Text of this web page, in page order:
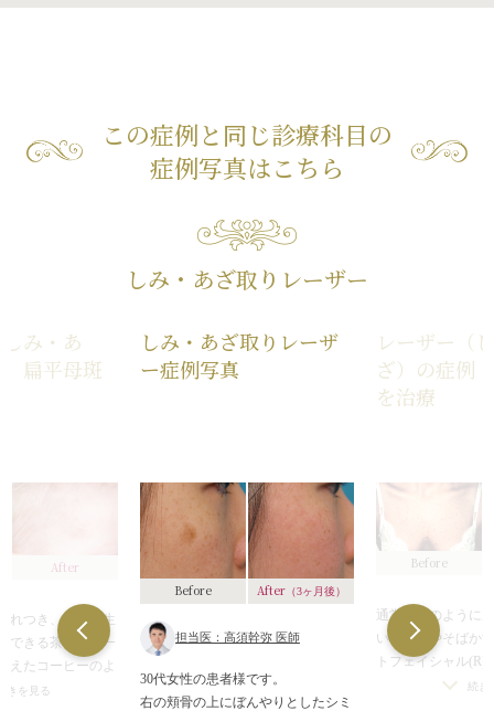
この症例と同じ診療科目の
症例写真はこちら
しみ・あざ取りレーザー
み・あ
扁平母斑
After
れつき、または生
できる茶アザの一
えたコーヒーのよ
ことからカフェオ
きを見る
しみ・あざ取りレーザ
ー症例写真
Before After（3ヶ月後）
担当医：高須幹弥 医師
30代女性の患者様です。
右の頬骨の上にぼんやりとしたシミ
レーザー（
ざ）の症例
を治療
Before
通常、このように
いるしみやそばか
トフェイシャル(R)
ですが、この患者
続き